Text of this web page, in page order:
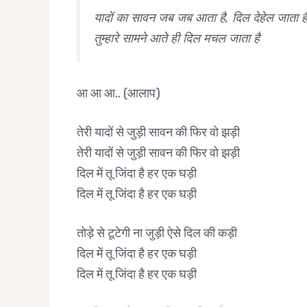
यादों का सावन जब जब आता है, दिल देहेल जाता है
तुम्हारे सामने आते ही दिल मचल जाता है
आ आ आ.. (आलाप)
तेरी यादों से जुड़ी सावन की फिर वो झड़ी
तेरी यादों से जुड़ी सावन की फिर वो झड़ी
दिल में तू जिंदा है हर एक घड़ी
दिल में तू जिंदा है हर एक घड़ी
तोड़े से टूटेगी ना जुड़ी ऐसे दिल की कड़ी
दिल में तू जिंदा है हर एक घड़ी
दिल में तू जिंदा है हर एक घड़ी